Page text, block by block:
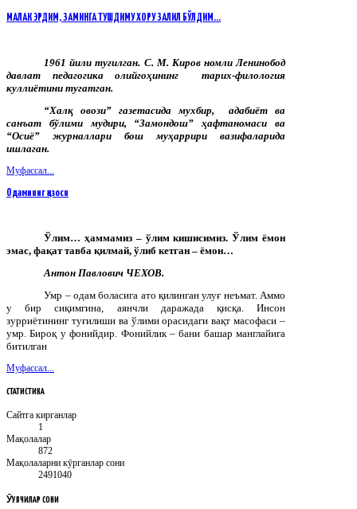
МАЛАК ЭРДИМ, ЗАМИНГА ТУШДИМУ ХОРУ ЗАЛИЛ БЎЛДИМ...
1961 йили туғилган. С. М. Киров номли Ленинобод
давлат педагогика олийгоҳининг тарих-филология
куллиётини тугатган.
“Халқ овози” газетасида мухбир, адабиёт ва
санъат бўлими мудири, “Замондош” ҳафтаномаси ва
“Осиё” журналлари бош муҳаррири вазифаларида
ишлаган.
Муфассал...
Одамнинг қазоси
Ўлим… ҳаммамиз – ўлим кишисимиз. Ўлим ёмон
эмас, фақат тавба қилмай, ўлиб кетган – ёмон…
Антон Павлович ЧЕХОВ.
Умр – одам боласига ато қилинган улуғ неъмат. Аммо
у бир сиқимгина, аянчли даражада қисқа. Инсон
зурриётининг туғилиши ва ўлими орасидаги вақт масофаси –
умр. Бироқ у фонийдир. Фонийлик – бани башар манглайига
битилган
Муфассал...
СТАТИСТИКА
Сайтга кирганлар
1
Мақолалар
872
Мақолаларни кӯрганлар сони
2491040
ӮҚУВЧИЛАРСОНИ